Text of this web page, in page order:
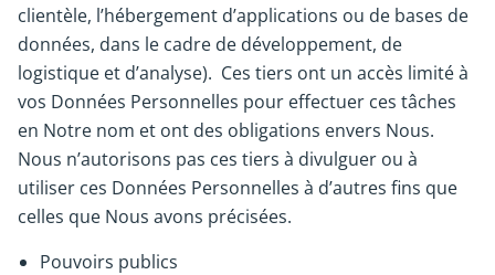
clientèle, l’hébergement d’applications ou de bases de
données, dans le cadre de développement, de
logistique et d’analyse). Ces tiers ont un accès limité à
vos Données Personnelles pour effectuer ces tâches
en Notre nom et ont des obligations envers Nous.
Nous n’autorisons pas ces tiers à divulguer ou à
utiliser ces Données Personnelles à d’autres fins que
celles que Nous avons précisées.
Pouvoirs publics